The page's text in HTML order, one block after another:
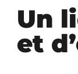
Un
et